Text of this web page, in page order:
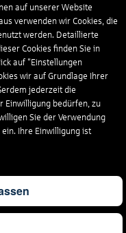
auf unserer Website
verwenden wir Cookies, die
werden. Detaillierte
Cookies finden Sie in
auf "Einstellungen
wir auf Grundlage Ihrer
jederzeit die
Einwilligung bedürfen, zu
Sie der Verwendung
Ihre Einwilligung ist